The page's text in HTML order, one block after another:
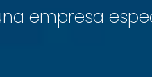
empresa